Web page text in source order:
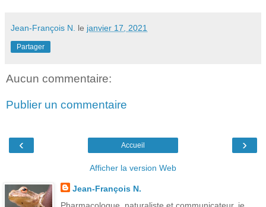
Jean-François N. le janvier 17, 2021
Partager
Aucun commentaire:
Publier un commentaire
‹ ›
Accueil
Afficher la version Web
Jean-François N.
Pharmacologue, naturaliste et communicateur, je